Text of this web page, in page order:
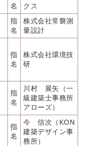
名
クス
指
名
株式会社常磐測
量設計
指
名
株式会社環境技
研
指
名
川村 展矢（一
級建築士事務所
アローズ）
指
名
今 信次（KON
建築デザイン事
務所）